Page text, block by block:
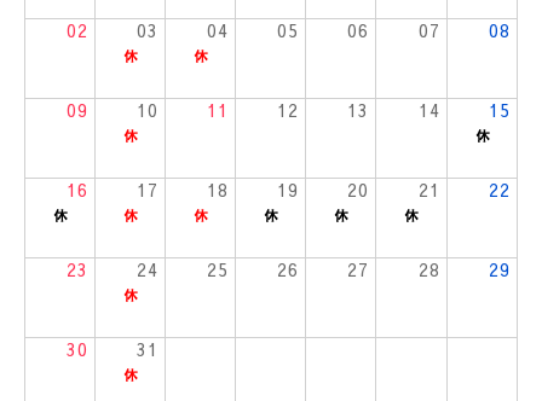
02 03 04 05 06 07 08
09 10 11 12 13 14 15
16 17 18 19 20 21 22
23 24 25 26 27 28 29
30 31